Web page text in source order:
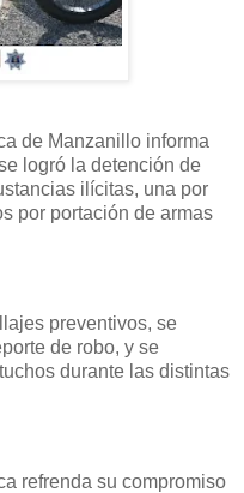
de Manzanillo informa
logró la detención de
ilícitas, una por
por portación de armas
preventivos, se
de robo, y se
durante las distintas
refrenda su compromiso